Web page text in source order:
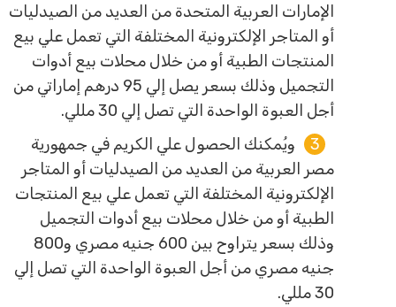
الإمارات العربية المتحدة من العديد من الصيدليات
أو المتاجر الإلكترونية المختلفة التي تعمل علي بيع
المنتجات الطبية أو من خلال محلات بيع أدوات
التجميل وذلك بسعر يصل إلي 95 درهم إماراتي من
أجل العبوة الواحدة التي تصل إلي 30 مللي.
ويُمكنك الحصول علي الكريم في جمهورية
مصر العربية من العديد من الصيدليات أو المتاجر
الإلكترونية المختلفة التي تعمل علي بيع المنتجات
الطبية أو من خلال محلات بيع أدوات التجميل
وذلك بسعر يتراوح بين 600 جنيه مصري و800
جنيه مصري من أجل العبوة الواحدة التي تصل إلي
30 مللي.